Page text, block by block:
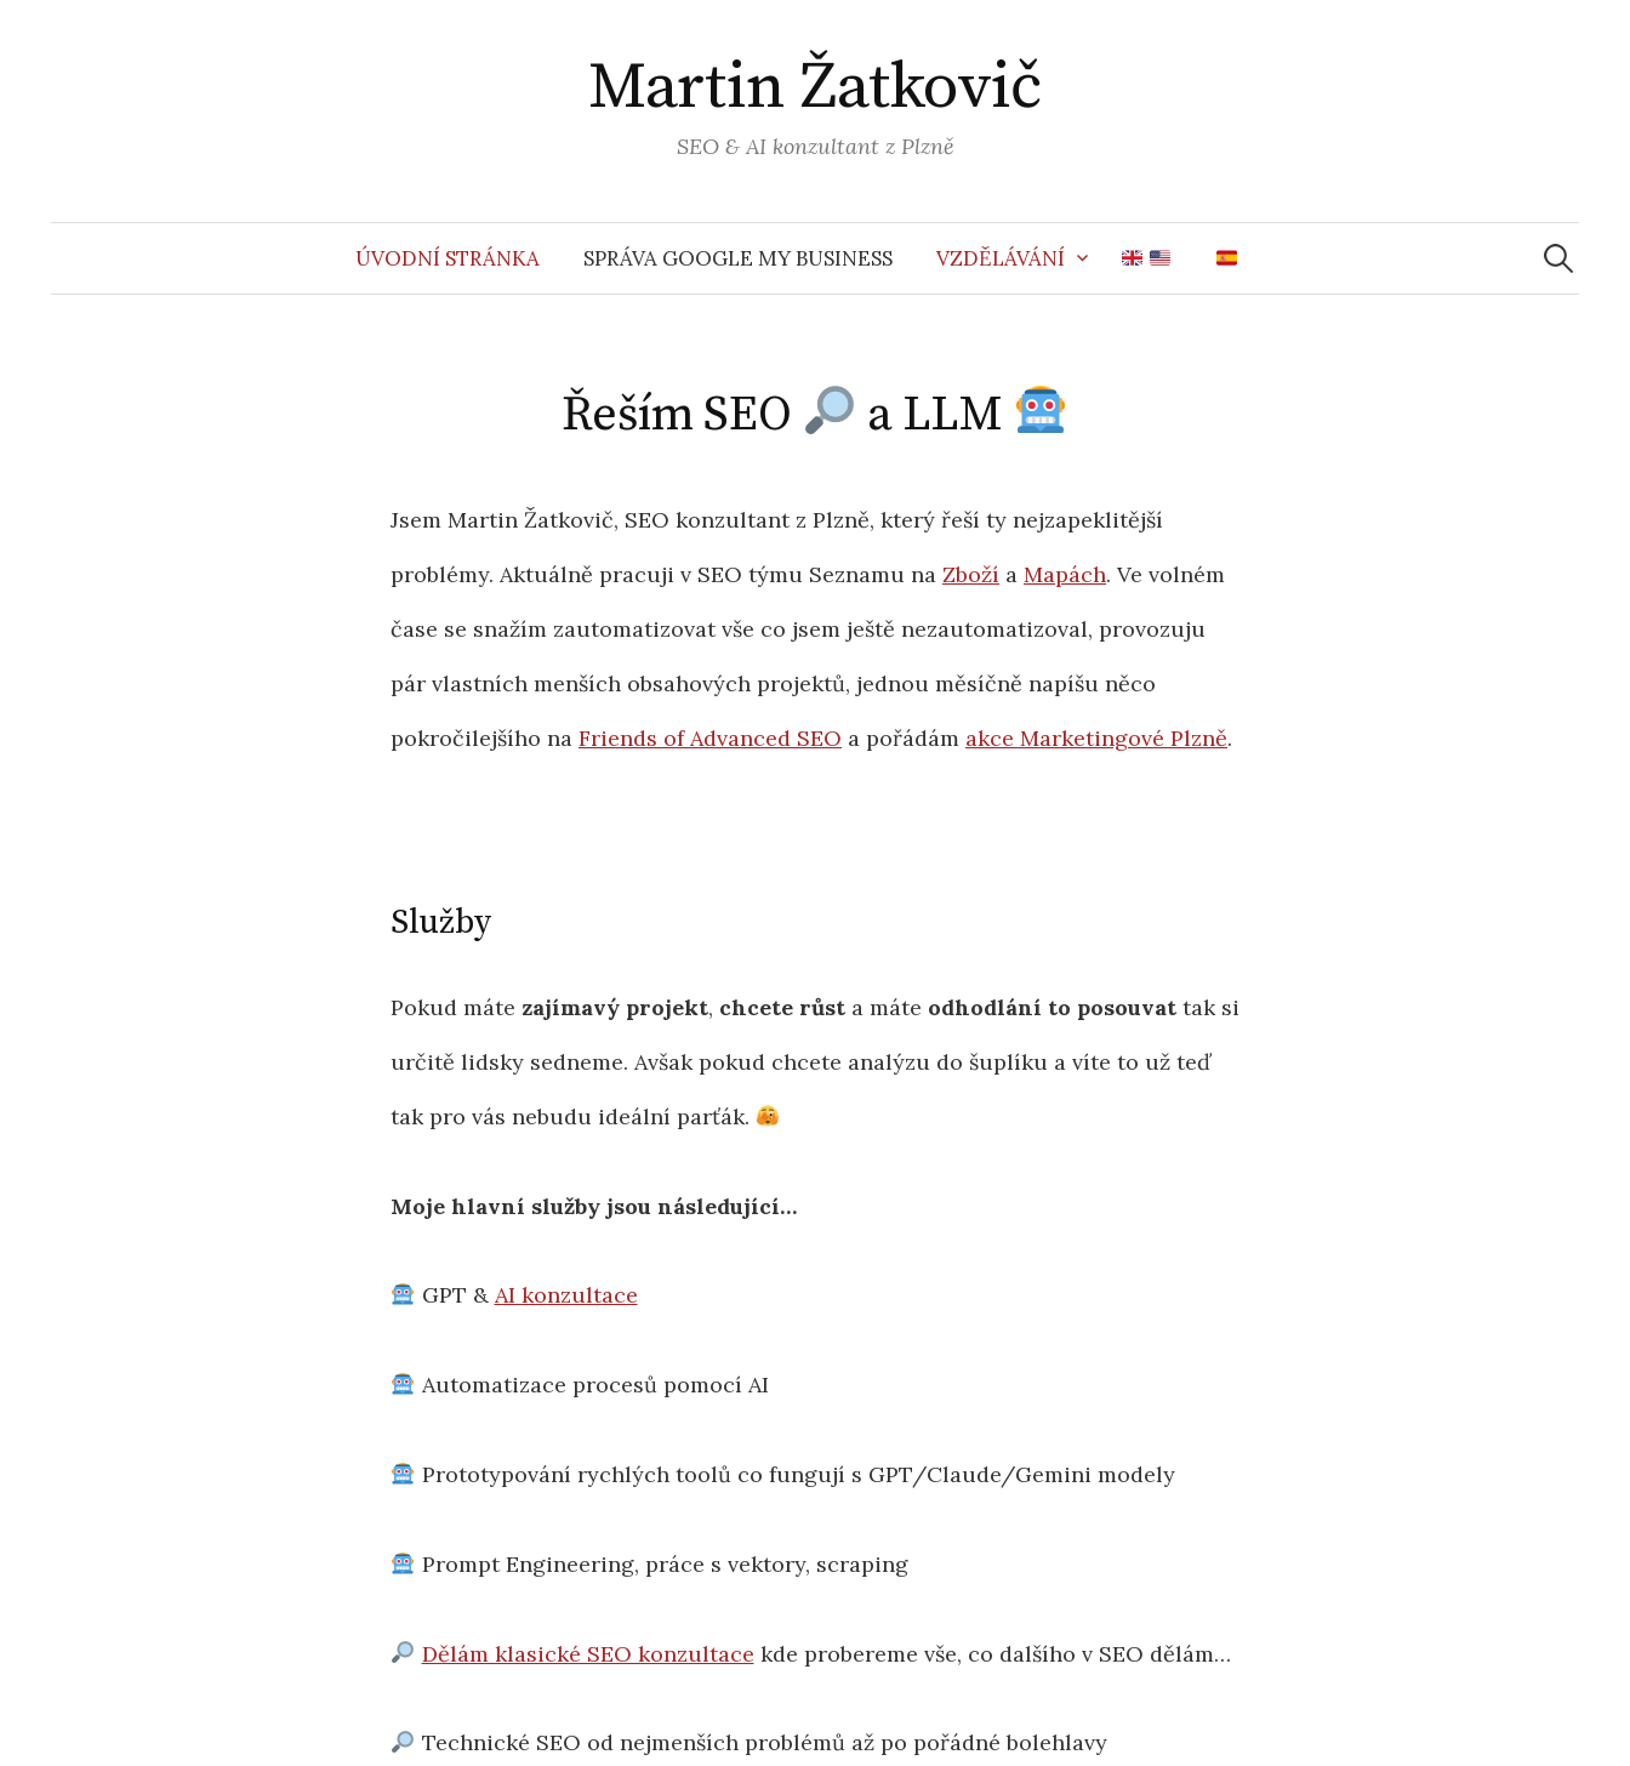
Martin Žatkovič
SEO & AI konzultant z Plzně
ÚVODNÍ STRÁNKA SPRÁVA GOOGLE MY BUSINESS VZDĚLÁVÁNÍ
Řeším SEO a LLM
Jsem Martin Žatkovič, SEO konzultant z Plzně, který řeší ty nejzapeklitější
problémy. Aktuálně pracuji v SEO týmu Seznamu na Zboží a Mapách. Ve volném
čase se snažím zautomatizovat vše co jsem ještě nezautomatizoval, provozuju
pár vlastních menších obsahových projektů, jednou měsíčně napíšu něco
pokročilejšího na Friends of Advanced SEO a pořádám akce Marketingové Plzně.
Služby
Pokud máte zajímavý projekt, chcete růst a máte odhodlání to posouvat tak si
určitě lidsky sedneme. Avšak pokud chcete analýzu do šuplíku a víte to už teď
tak pro vás nebudu ideální parťák.
Moje hlavní služby jsou následující…
GPT & AI konzultace
Automatizace procesů pomocí AI
Prototypování rychlých toolů co fungují s GPT/Claude/Gemini modely
Prompt Engineering, práce s vektory, scraping
Dělám klasické SEO konzultace kde probereme vše, co dalšího v SEO dělám…
Technické SEO od nejmenších problémů až po pořádné bolehlavy